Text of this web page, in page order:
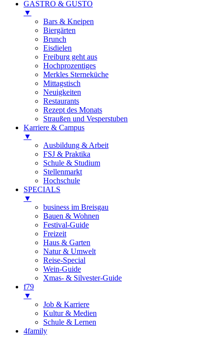
GASTRO & GUSTO
▼
Bars & Kneipen
Biergärten
Brunch
Eisdielen
Freiburg geht aus
Hochprozentiges
Merkles Sterneküche
Mittagstisch
Neuigkeiten
Restaurants
Rezept des Monats
Straußen und Vesperstuben
Karriere & Campus
▼
Ausbildung & Arbeit
FSJ & Praktika
Schule & Studium
Stellenmarkt
Hochschule
SPECIALS
▼
business im Breisgau
Bauen & Wohnen
Festival-Guide
Freizeit
Haus & Garten
Natur & Umwelt
Reise-Special
Wein-Guide
Xmas- & Silvester-Guide
f79
▼
Job & Karriere
Kultur & Medien
Schule & Lernen
4family